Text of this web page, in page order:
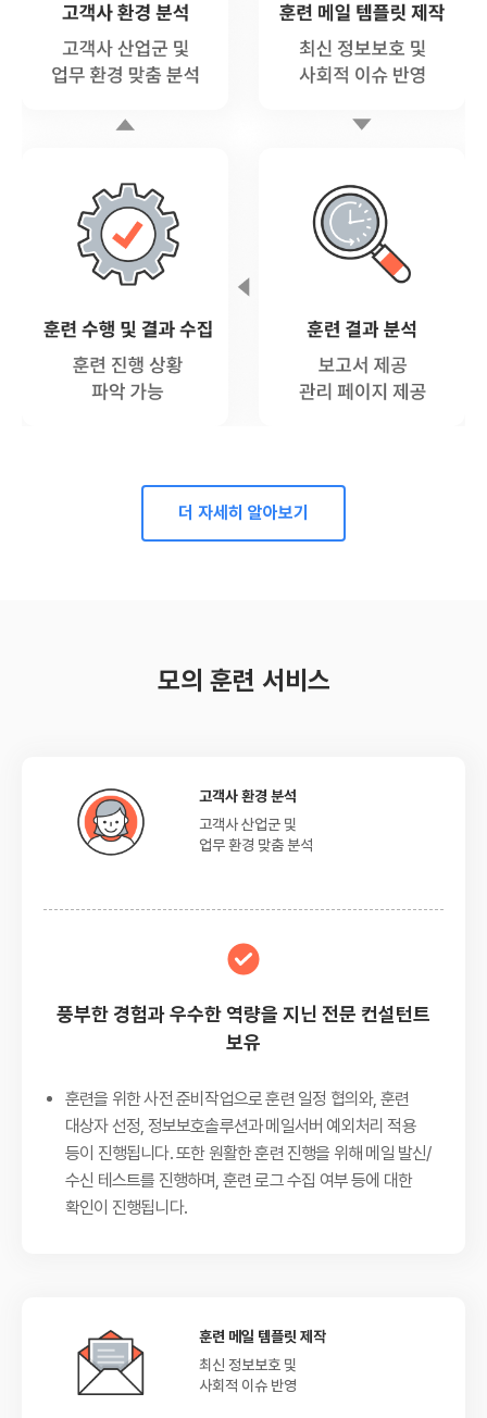
더 자세히 알아보기
모의 훈련 서비스
고객사 환경 분석
고객사 산업군 및
업무 환경 맞춤 분석
풍부한 경험과 우수한 역량을 지닌 전문 컨설턴트
보유
훈련을 위한 사전 준비작업으로 훈련 일정 협의와, 훈련
대상자 선정, 정보보호솔루션과 메일서버 예외처리 적용
등이 진행됩니다. 또한 원활한 훈련 진행을 위해 메일 발신/
수신 테스트를 진행하며, 훈련 로그 수집 여부 등에 대한
확인이 진행됩니다.
훈련 메일 템플릿 제작
최신 정보보호 및
사회적 이슈 반영